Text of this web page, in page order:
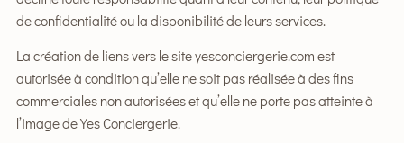
de confidentialité ou la disponibilité de leurs services.
La création de liens vers le site yesconciergerie.com est
autorisée à condition qu’elle ne soit pas réalisée à des fins
commerciales non autorisées et qu’elle ne porte pas atteinte à
l’image de Yes Conciergerie.